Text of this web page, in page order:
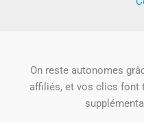
On reste autonomes
affiliés, et vos clics font